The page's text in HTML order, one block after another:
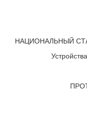
НАЦИОНАЛЬНЫЙ